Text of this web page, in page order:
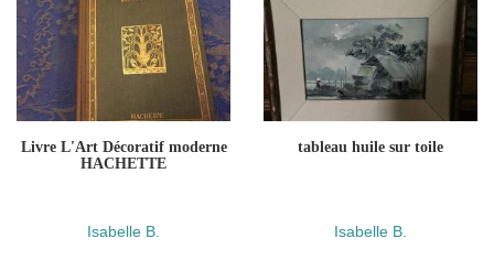
Livre L'Art Décoratif moderne
HACHETTE
Isabelle B.
tableau huile sur toile
Isabelle B.